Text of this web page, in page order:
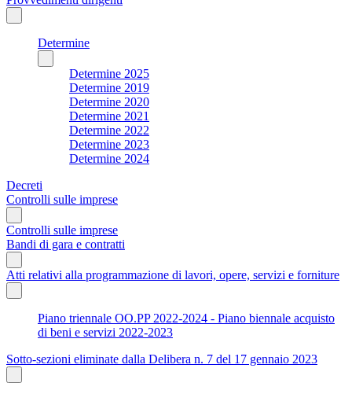
Determine
Determine 2025
Determine 2019
Determine 2020
Determine 2021
Determine 2022
Determine 2023
Determine 2024
Decreti
Controlli sulle imprese
Controlli sulle imprese
Bandi di gara e contratti
Atti relativi alla programmazione di lavori, opere, servizi e forniture
Piano triennale OO.PP 2022-2024 - Piano biennale acquisto
di beni e servizi 2022-2023
Sotto-sezioni eliminate dalla Delibera n. 7 del 17 gennaio 2023